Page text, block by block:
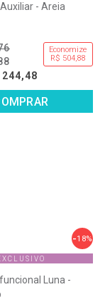
- Areia
Economize
R$ 504,88
244,48
18%
Luna -